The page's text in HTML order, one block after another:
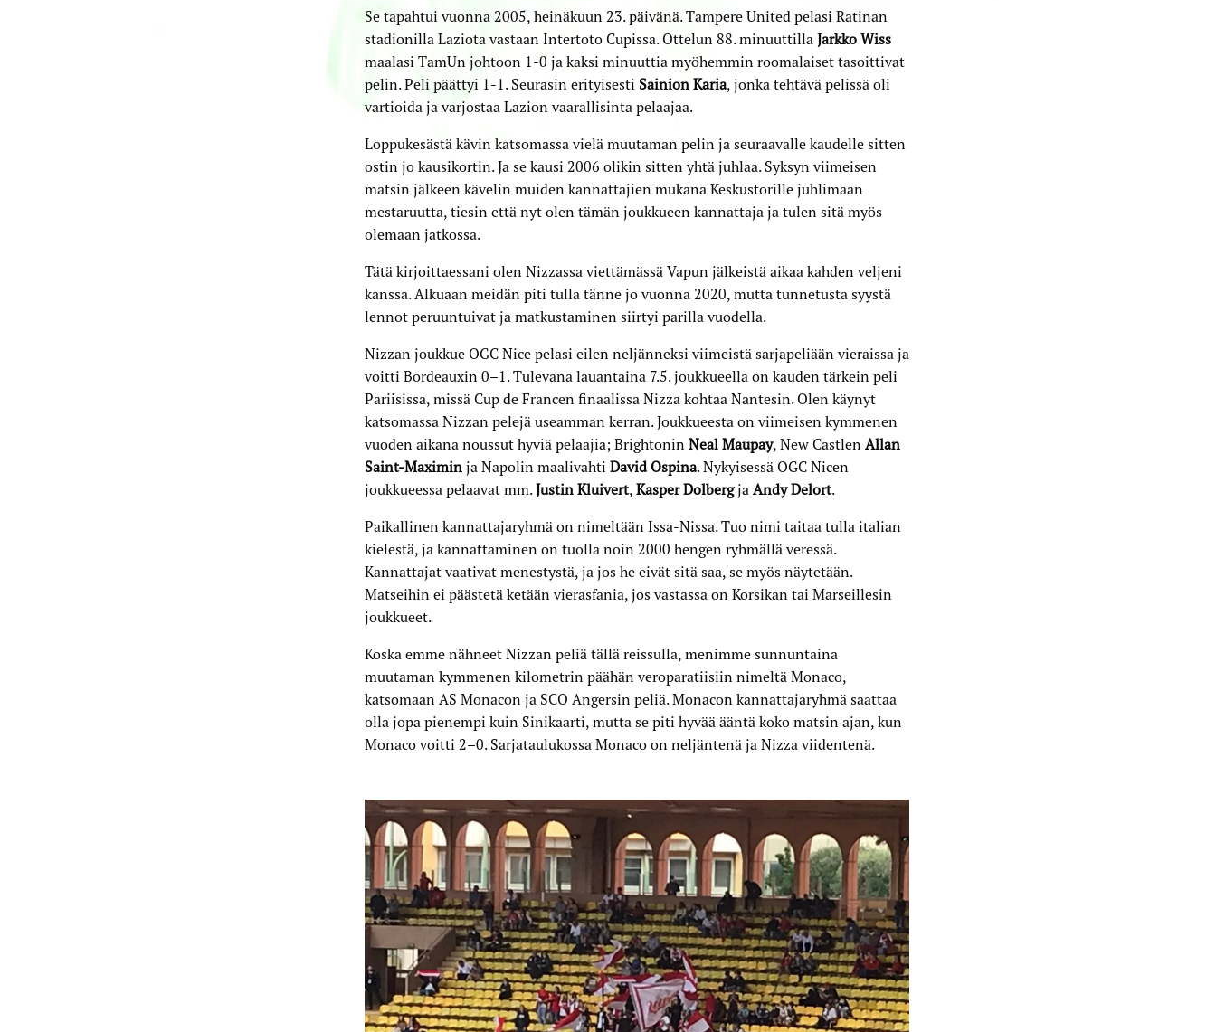
Se tapahtui vuonna 2005, heinäkuun 23. päivänä. Tampere United pelasi Ratinan
stadionilla Laziota vastaan Intertoto Cupissa. Ottelun 88. minuuttilla Jarkko Wiss
maalasi TamUn johtoon 1-0 ja kaksi minuuttia myöhemmin roomalaiset tasoittivat
pelin. Peli päättyi 1-1. Seurasin erityisesti Sainion Karia, jonka tehtävä pelissä oli
vartioida ja varjostaa Lazion vaarallisinta pelaajaa.
Loppukesästä kävin katsomassa vielä muutaman pelin ja seuraavalle kaudelle sitten
ostin jo kausikortin. Ja se kausi 2006 olikin sitten yhtä juhlaa. Syksyn viimeisen
matsin jälkeen kävelin muiden kannattajien mukana Keskustorille juhlimaan
mestaruutta, tiesin että nyt olen tämän joukkueen kannattaja ja tulen sitä myös
olemaan jatkossa.
Tätä kirjoittaessani olen Nizzassa viettämässä Vapun jälkeistä aikaa kahden veljeni
kanssa. Alkuaan meidän piti tulla tänne jo vuonna 2020, mutta tunnetusta syystä
lennot peruuntuivat ja matkustaminen siirtyi parilla vuodella.
Nizzan joukkue OGC Nice pelasi eilen neljänneksi viimeistä sarjapeliään vieraissa ja
voitti Bordeauxin 0–1. Tulevana lauantaina 7.5. joukkueella on kauden tärkein peli
Pariisissa, missä Cup de Francen finaalissa Nizza kohtaa Nantesin. Olen käynyt
katsomassa Nizzan pelejä useamman kerran. Joukkueesta on viimeisen kymmenen
vuoden aikana noussut hyviä pelaajia; Brightonin Neal Maupay, New Castlen Allan
Saint-Maximinja Napolin maalivahti David Ospina. Nykyisessä OGC Nicen
joukkueessa pelaavat mm.Justin Kluivert, Kasper Dolbergja Andy Delort.
Paikallinen kannattajaryhmä on nimeltään Issa-Nissa. Tuo nimi taitaa tulla italian
kielestä, ja kannattaminen on tuolla noin 2000 hengen ryhmällä veressä.
Kannattajat vaativat menestystä, ja jos he eivät sitä saa, se myös näytetään.
Matseihin ei päästetä ketään vierasfania, jos vastassa on Korsikan tai Marseillesin
joukkueet.
Koska emme nähneet Nizzan peliä tällä reissulla, menimme sunnuntaina
muutaman kymmenen kilometrin päähän veroparatiisiin nimeltä Monaco,
katsomaan AS Monacon ja SCO Angersin peliä. Monacon kannattajaryhmä saattaa
olla jopa pienempi kuin Sinikaarti, mutta se piti hyvää ääntä koko matsin ajan, kun
Monaco voitti 2–0. Sarjataulukossa Monaco on neljäntenä ja Nizza viidentenä.